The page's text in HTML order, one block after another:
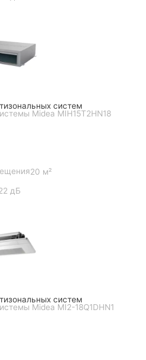
систем
Midea MIH15T2HN18
20 м²
дБ
систем
Midea MI2-18Q1DHN1